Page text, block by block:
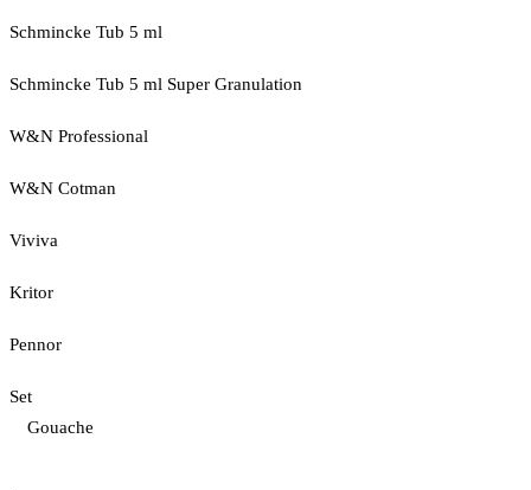
Schmincke Tub 5 ml
Schmincke Tub 5 ml Super Granulation
W&N Professional
W&N Cotman
Viviva
Kritor
Pennor
Set
Gouache